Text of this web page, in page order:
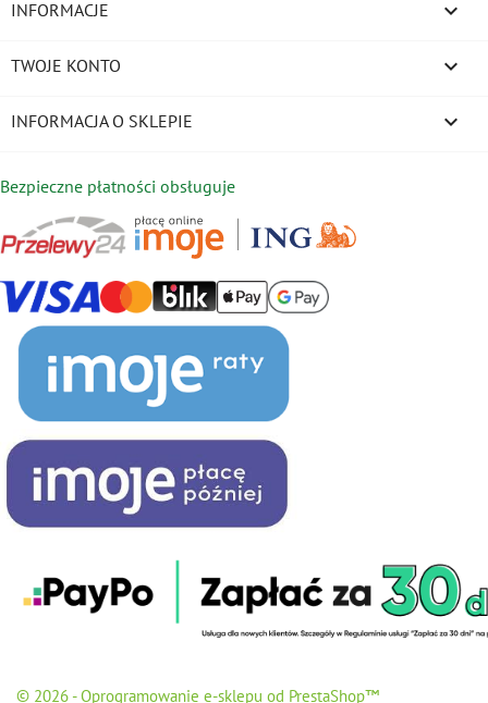
INFORMACJE 
TWOJE KONTO 
INFORMACJA O SKLEPIE keyboard_arrow_down
Bezpieczne płatności obsługuje
© 2026 - Oprogramowanie e-sklepu od PrestaShop™